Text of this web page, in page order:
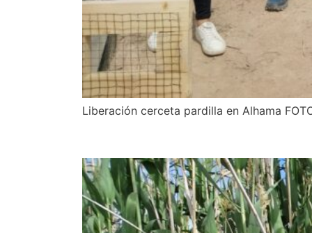
Liberación cerceta pardilla en Alhama